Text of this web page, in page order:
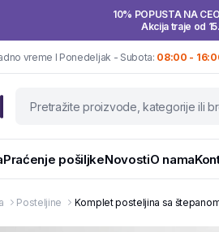
10% POPUSTA NA
Akcija traje od
vreme I Ponedeljak - Subota: 08:00 -
Praćenje pošiljkeNovostiO nama
Posteljine Komplet posteljina sa